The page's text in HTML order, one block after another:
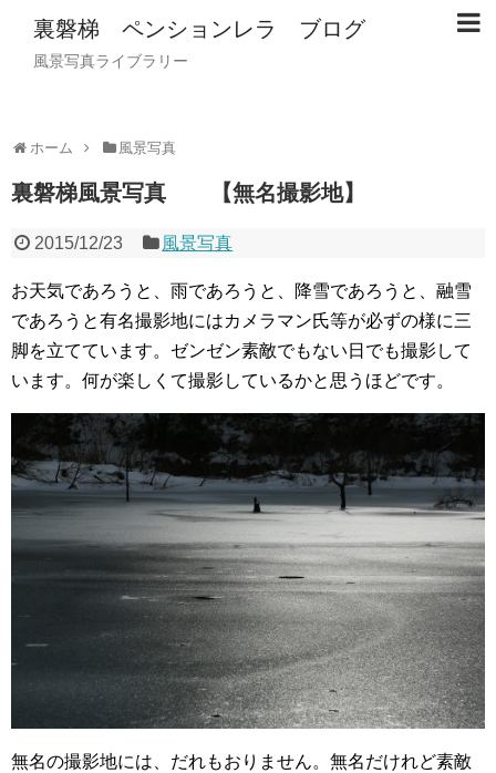
裏磐梯 ペンションレラ ブログ
風景写真ライブラリー
ホーム 風景写真
裏磐梯風景写真 【無名撮影地】
2015/12/23 風景写真
お天気であろうと、雨であろうと、降雪であろうと、融雪
であろうと有名撮影地にはカメラマン氏等が必ずの様に三
脚を立てています。ゼンゼン素敵でもない日でも撮影して
います。何が楽しくて撮影しているかと思うほどです。
無名の撮影地には、だれもおりません。無名だけれど素敵